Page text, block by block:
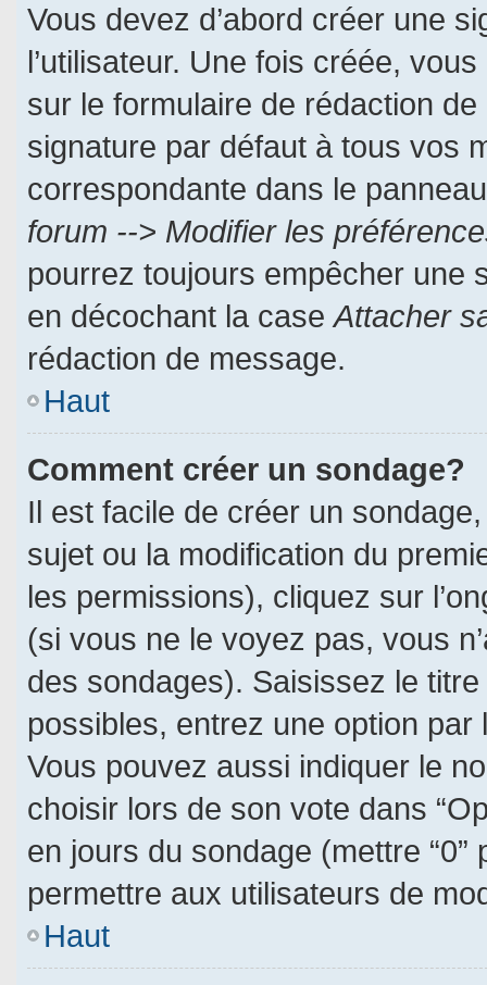
Vous devez d’abord créer une
l’utilisateur. Une fois créée,
sur le formulaire de rédaction
signature par défaut à tous vos
correspondante dans le
forum --> Modifier les
pourrez toujours empêcher une
en décochant la caseAttacher
rédaction de message.
Haut
Comment créer un sondage?
Il est facile de créer un
sujet ou la modification du
les permissions), cliquez sur
(si vous ne le voyez pas, vous
des sondages). Saisissez le
possibles, entrez une option
Vous pouvez aussi indiquer le
choisir lors de son vote dans
en jours du sondage (mettre
permettre aux utilisateurs de
Haut